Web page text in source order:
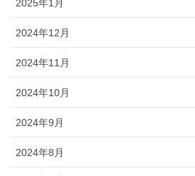
2025年1月
2024年12月
2024年11月
2024年10月
2024年9月
2024年8月